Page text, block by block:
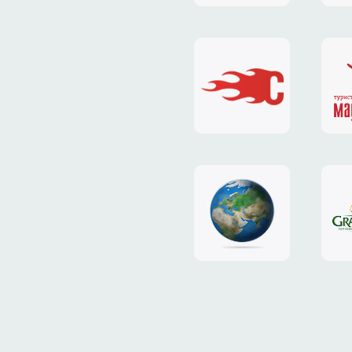
весенние
тарифы
«HOST.com.ua»
дизайн
сайта
«NIC.CO.UA»